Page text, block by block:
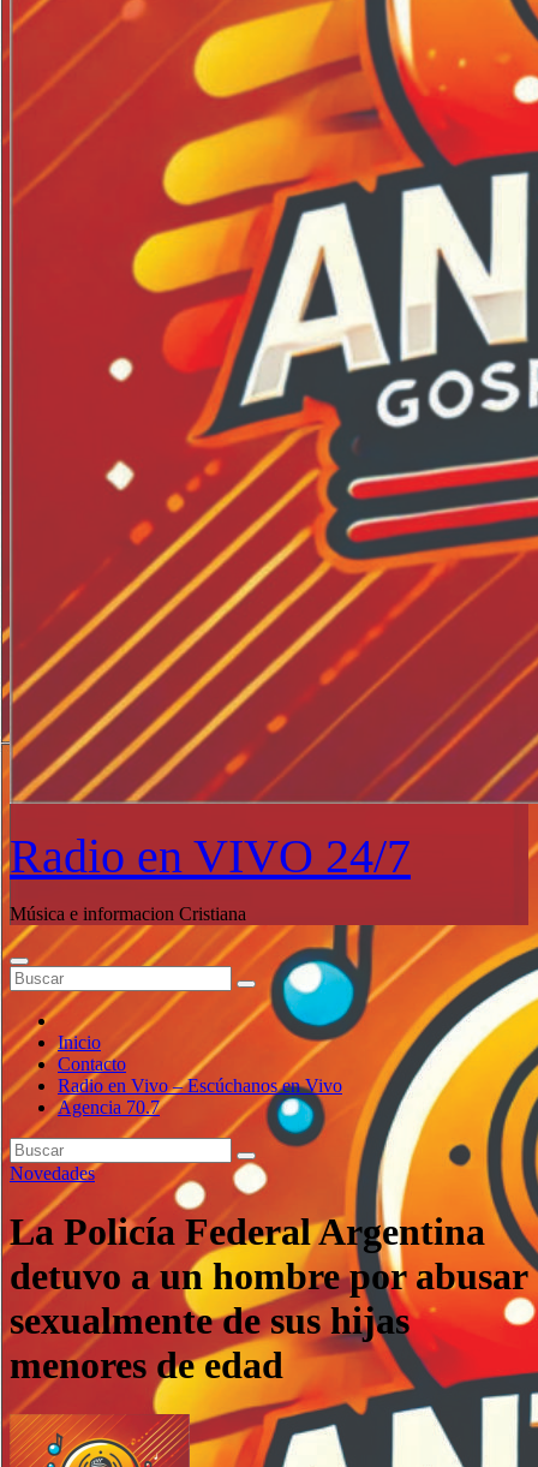
Radio en VIVO 24/7
Música e informacion Cristiana
Inicio
Contacto
Radio en Vivo – Escúchanos en Vivo
Agencia 70.7
Novedades
La Policía Federal Argentina
detuvo a un hombre por abusar
sexualmente de sus hijas
menores de edad